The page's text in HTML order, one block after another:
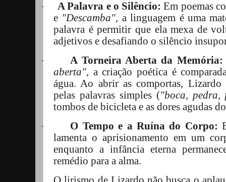
· A Palavra e o Silêncio: Em poemas
e "Descamba", a linguagem é uma
palavra é permitir que ela mexa de
adjetivos e desafiando o silêncio
· A Torneira Aberta da Memória:
aberta", a criação poética é
água. Ao abrir as comportas,
pelas palavras simples ("boca, pedra,
tombos de bicicleta e as dores agudas
· O Tempo e a Ruína do Corpo:
lamenta o aprisionamento em um
enquanto a infância eterna
remédio para a alma.